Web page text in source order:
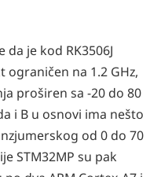
je kod RK3506J
na 1.2 GHz,
proširen sa -20 do 80
i B u osnovi ima nešto
od 0 do 70
STM32MP su pak